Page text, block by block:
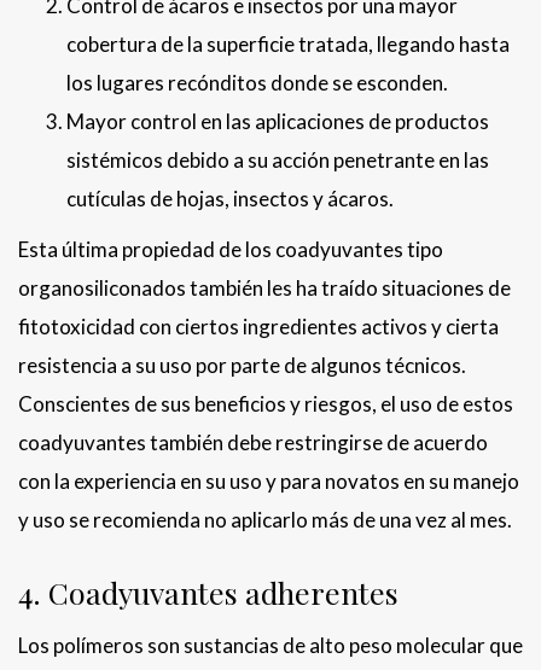
Control de ácaros e insectos por una mayor
cobertura de la superficie tratada, llegando hasta
los lugares recónditos donde se esconden.
Mayor control en las aplicaciones de productos
sistémicos debido a su acción penetrante en las
cutículas de hojas, insectos y ácaros.
Esta última propiedad de los coadyuvantes tipo
organosiliconados también les ha traído situaciones de
fitotoxicidad con ciertos ingredientes activos y cierta
resistencia a su uso por parte de algunos técnicos.
Conscientes de sus beneficios y riesgos, el uso de estos
coadyuvantes también debe restringirse de acuerdo
con la experiencia en su uso y para novatos en su manejo
y uso se recomienda no aplicarlo más de una vez al mes.
4. Coadyuvantes adherentes
Los polímeros son sustancias de alto peso molecular que